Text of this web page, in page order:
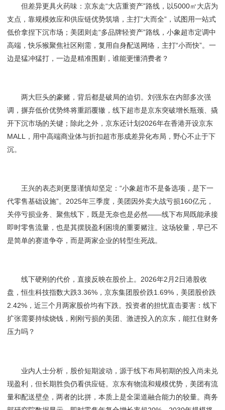
但差异更具火药味：京东走“大店重资产”路线，以5000㎡大店为
支点，靠规模效应和供应链优势筑墙，主打“大而全”，试图用一站式
低价拿捏下沉市场；美团则走“多品牌轻资产”路线，小象超市定调中
高端，快乐猴聚焦社区刚需，复用自身配送网络，主打“小而快”。一
边是猛冲猛打，一边是精准围剿，谁能更懂消费者？
两大巨头的豪赌，背后都是破局的迫切。刘强东在内部多次强
调，摒弃低价优势终将重蹈覆辙，线下超市是京东突破增长瓶颈、撬
开下沉市场的关键；除此之外，京东还计划2026年在香港开设京东
MALL，用中高端商业体与折扣超市形成差异化布局，野心不止于下
沉。
王兴的表态则更显谨慎却坚定：“小象超市不是备选项，是下一
代零售基础设施”。2025年三季度，美团因外卖大战亏损160亿元，
关停亏损业务、聚焦线下，既是无奈也是必然——线下布局既能承接
即时零售流量，也是其摆脱盈利困境的重要赌注。这场较量，早已不
是简单的赛道争夺，而是两家企业的转型生死战。
线下硬刚的代价，直接反映在股价上。2026年2月2日港股收
盘，恒生科技指数大跌3.36%，京东集团股价跌1.69%，美团股价跌
2.42%，近三个月两家股价均有下跌。投资者的担忧直击要害：线下
扩张需要持续烧钱，刚刚亏损的美团、激进投入的京东，能扛住财务
压力吗？
业内人士分析，股价短期波动，源于线下布局初期的投入尚未兑
现盈利，但长期胜负仍看供应链。京东有物流和规模优势，美团有流
量和配送壁垒，两者的比拼，本质上是全渠道融合能力的较量。商务